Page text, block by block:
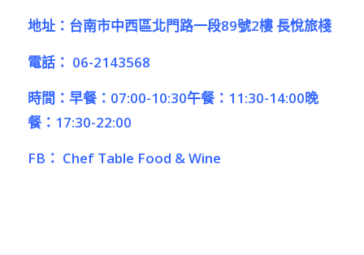
地址：台南市中西區北門路一段89號2樓 長悅旅棧
電話： 06-2143568
時間：早餐：07:00-10:30午餐：11:30-14:00晚
餐：17:30-22:00
FB ： Chef Table Food & Wine